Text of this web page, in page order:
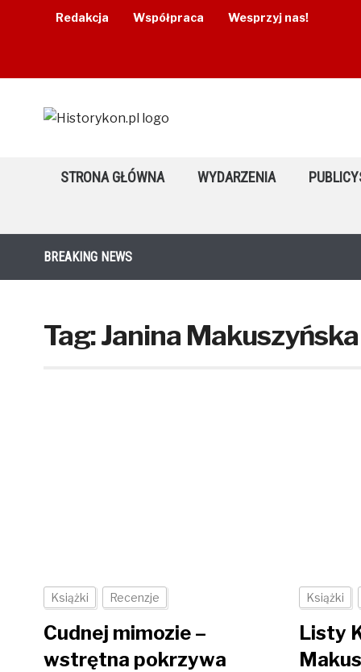
Redakcja Współpraca Wesprzyj nas!
STRONA GŁÓWNA WYDARZENIA
BREAKING NEWS
Tag:Janina Makuszyńska
Książki Recenzje
Cudnej mimozie –
wstrętna pokrzywa
Książki
Listy